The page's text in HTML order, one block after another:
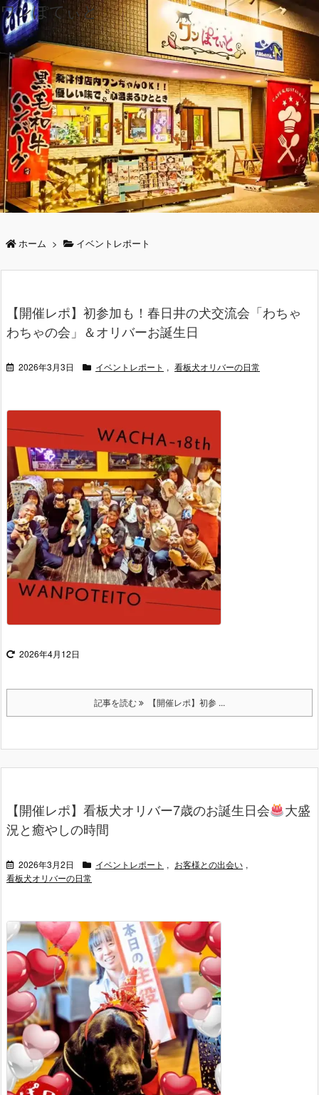
ワンぽてぃと
ホーム > イベントレポート
【開催レポ】初参加も！春日井の犬交流会「わちゃ
わちゃの会」＆オリバーお誕生日
2026年3月3日 イベントレポート , 看板犬オリバーの日常
2026年4月12日
記事を読む 【開催レポ】初参 ...
【開催レポ】看板犬オリバー7歳のお誕生日会
大盛
況と癒やしの時間
2026年3月2日 イベントレポート , お客様との出会い ,
看板犬オリバーの日常